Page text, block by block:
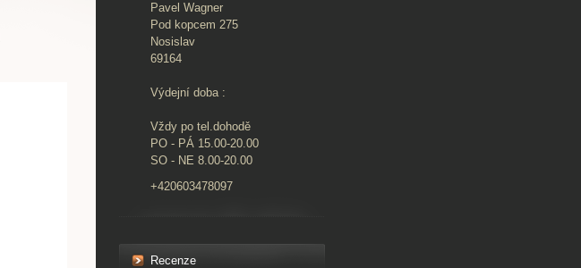
Pavel Wagner
Pod kopcem 275
Nosislav
69164
Výdejní doba :
Vždy po tel.dohodě
PO - PÁ 15.00-20.00
SO - NE 8.00-20.00
+420603478097
Recenze